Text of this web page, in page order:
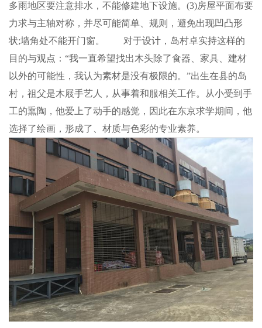
多雨地区要注意排水，不能修建地下设施。(3)房屋平面布要
力求与主轴对称，并尽可能简单、规则，避免出现凹凸形
状;墙角处不能开门窗。 对于设计，岛村卓实持这样的
目的与观点：“我一直希望找出木头除了食器、家具、建材
以外的可能性，我认为素材是没有极限的。”出生在县的岛
村，祖父是木屐手艺人，从事着和服相关工作。从小受到手
工的熏陶，他爱上了动手的感觉，因此在东京求学期间，他
选择了绘画，形成了、材质与色彩的专业素养。